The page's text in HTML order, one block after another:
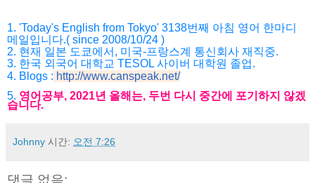
1. 'Today's English from Tokyo' 3138번째 아침 영어 한마디
메일입니다.( since 2008/10/24 )
2. 현재 일본 도쿄에서, 미국-프랑스계 통신회사 재직중.
3. 한국 외국어 대학교 TESOL 사이버 대학원 졸업.
4. Blogs : http://www.canspeak.net/
5. 영어공부, 2021년 올해는, 두번 다시 중간에 포기하지 않겠
습니다.
Johnny 시간: 오전 7:26
댓글 없음: